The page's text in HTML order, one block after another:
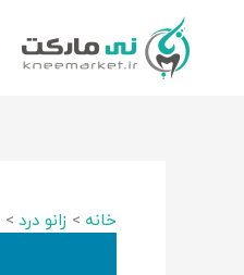
خانه زانو درد